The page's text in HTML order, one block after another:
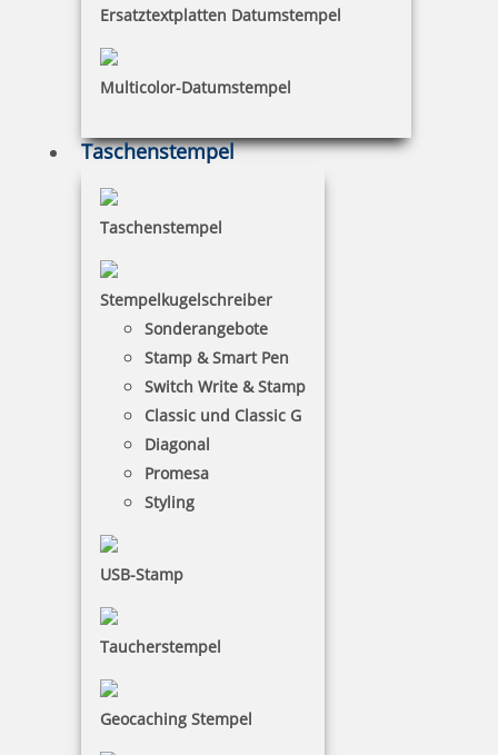
Ersatztextplatten Datumstempel
Multicolor-Datumstempel
Taschenstempel
Taschenstempel
Stempelkugelschreiber
Sonderangebote
Stamp & Smart Pen
Switch Write & Stamp
Classic und Classic G
Diagonal
Promesa
Styling
USB-Stamp
Taucherstempel
Geocaching Stempel
Metallstempelfarbe 8080 P 50 ml verschiedene Farben
inkl. 10 % Rabatt1,08 €
Metallstempelfarbe 8081 P 50 ml